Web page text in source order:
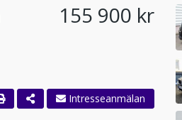
155 900 kr